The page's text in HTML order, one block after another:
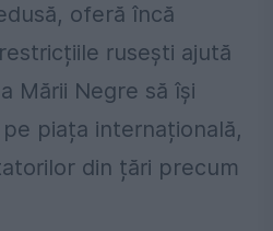
oferă încă
rusești ajută
Mării Negre să își
piața internațională,
din țări precum